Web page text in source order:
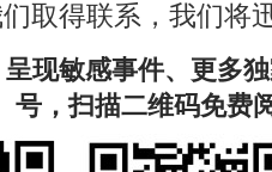
取得联系，我们将
现敏感事件、更多
号，扫描二维码免费